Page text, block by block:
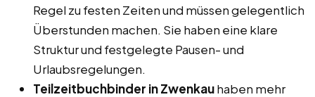
Regel zu festen Zeiten und müssen gelegentlich
Überstunden machen. Sie haben eine klare
Struktur und festgelegte Pausen- und
Urlaubsregelungen.
Teilzeitbuchbinder in Zwenkauhaben mehr